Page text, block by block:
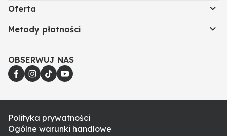
Oferta
Metody płatności
OBSERWUJ NAS
Polityka prywatności
Ogólne warunki handlowe